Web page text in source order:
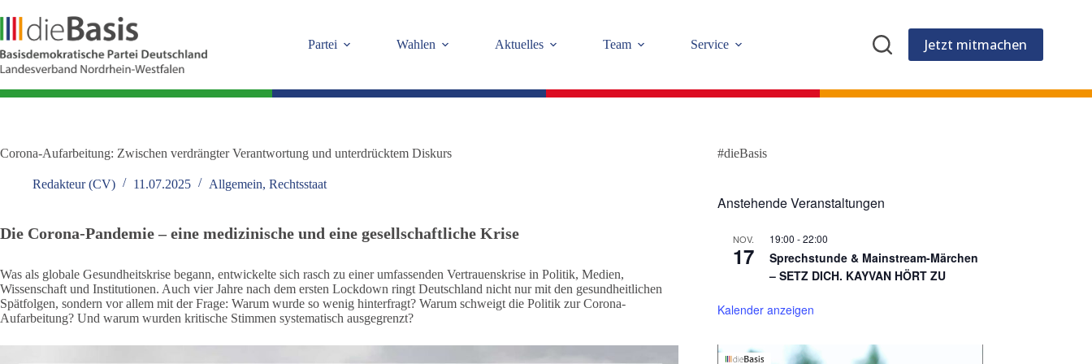
Inhalt
springen
Partei Wahlen Aktuelles Team Service Jetzt mitmachen
Corona-Aufarbeitung: Zwischen verdrängter Verantwortung und unterdrücktem Diskurs
Redakteur (CV) 11.07.2025 Allgemein, Rechtsstaat
Die Corona-Pandemie – eine medizinische und eine gesellschaftliche Krise
Was als globale Gesundheitskrise begann, entwickelte sich rasch zu einer umfassenden Vertrauenskrise in Politik, Medien,
Wissenschaft und Institutionen. Auch vier Jahre nach dem ersten Lockdown ringt Deutschland nicht nur mit den gesundheitlichen
Spätfolgen, sondern vor allem mit der Frage: Warum wurde so wenig hinterfragt? Warum schweigt die Politik zur Corona-
Aufarbeitung? Und warum wurden kritische Stimmen systematisch ausgegrenzt?
#dieBasis
Anstehende Veranstaltungen
NOV.
17
19:00 -22:00
Sprechstunde & Mainstream-Märchen
– SETZ DICH. KAYVAN HÖRT ZU
Kalender anzeigen